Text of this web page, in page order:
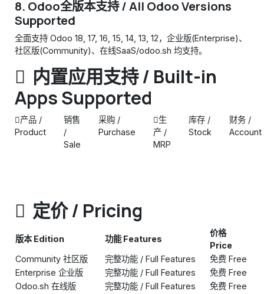
8. Odoo全版本支持 / All Odoo Versions
Supported
全面支持 Odoo 18, 17, 16, 15, 14, 13, 12，企业版(Enterprise)、
社区版(Community)、在线SaaS/odoo.sh 均支持。
内置应用支持 / Built-in
Apps Supported
产品 /
Product
销售
/
Sale
采购 /
Purchase
生
产 /
MRP
库存 /
Stock
财务 /
Account
定价 / Pricing
版本 Edition 功能 Features
价格
Price
Community 社区版
完整功能 / Full Features
免费 Free
Enterprise 企业版
完整功能 / Full Features
免费 Free
Odoo.sh 在线版
完整功能 / Full Features
免费 Free